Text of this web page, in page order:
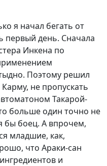
я начал бегать от
первый день. Сначала
Инкена по
Поэтому решил
не пропускать
Такарой-
больше один точно не
бы боец. А впрочем,
младшие, как,
что Араки-сан
и